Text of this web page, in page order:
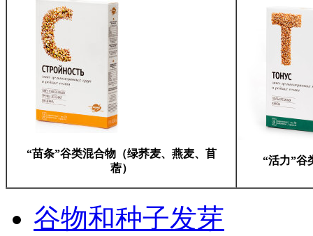
“苗条”谷类混合物（绿荞麦、燕麦、苜
蓿）
“活力”谷
谷物和种子发芽